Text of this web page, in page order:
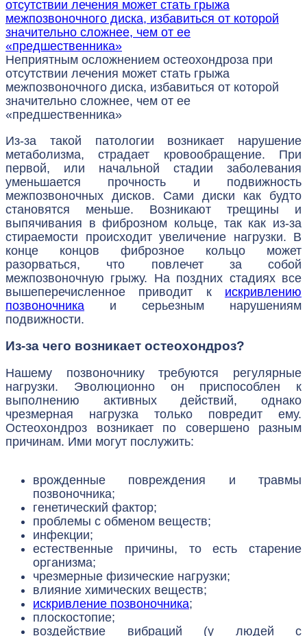
Неприятным осложнением остеохондроза при
отсутствии лечения может стать грыжа
межпозвоночного диска, избавиться от которой
значительно сложнее, чем от ее
«предшественника»
Из-за такой патологии возникает нарушение
метаболизма, страдает кровообращение. При
первой, или начальной стадии заболевания
уменьшается прочность и подвижность
межпозвоночных дисков. Сами диски как будто
становятся меньше. Возникают трещины и
выпячивания в фиброзном кольце, так как из-за
стираемости происходит увеличение нагрузки. В
конце концов фиброзное кольцо может
разорваться, что повлечет за собой
межпозвоночную грыжу. На поздних стадиях все
вышеперечисленное приводит к искривлению
позвоночника и серьезным нарушениям
подвижности.
Из-за чего возникает остеохондроз?
Нашему позвоночнику требуются регулярные
нагрузки. Эволюционно он приспособлен к
выполнению активных действий, однако
чрезмерная нагрузка только повредит ему.
Остеохондроз возникает по совершено разным
причинам. Ими могут послужить:
врожденные повреждения и травмы
позвоночника;
генетический фактор;
проблемы с обменом веществ;
инфекции;
естественные причины, то есть старение
организма;
чрезмерные физические нагрузки;
влияние химических веществ;
искривление позвоночника;
плоскостопие;
воздействие вибраций (у людей с